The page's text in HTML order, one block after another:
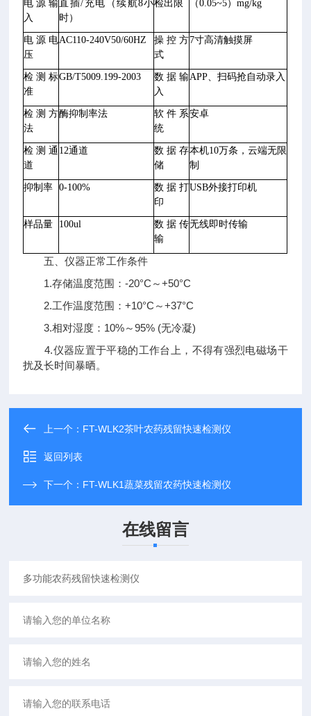
电源输
入
直插/充电（续航8小
时）
检出限 （0.05~5）mg/kg
电源电
压
AC110-240V50/60HZ
操控方
式
7寸高清触摸屏
检测标
准
GB/T5009.199-2003
数据输
入
APP、扫码抢自动录入
检测方
法
酶抑制率法
软件系
统
安卓
检测通
道
12通道
数据存
储
本机10万条，云端无限
制
抑制率 0-100%
数据打
印
USB外接打印机
样品量 100ul
数据传
输
无线即时传输
五、仪器正常工作条件
1.存储温度范围：-20°C～+50°C
2.工作温度范围：+10°C～+37°C
3.相对湿度：10%～95% (无冷凝)
4.仪器应置于平稳的工作台上，不得有强烈电磁场干
扰及长时间暴晒。
上一个： FT-WLK2茶叶农药残留快速检测仪
返回列表
下一个： FT-WLK1蔬菜残留农药快速检测仪
在线留言